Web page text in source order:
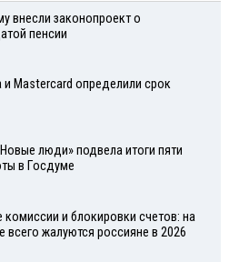
внесли законопроект о
пенсии
и Mastercard определили срок
люди» подвела итоги пяти
в Госдуме
и блокировки счетов: на
всего жалуются россияне в 2026